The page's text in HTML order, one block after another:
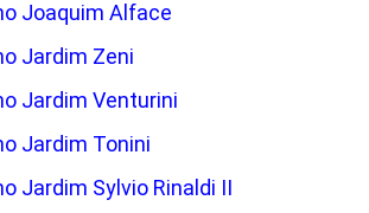
Joaquim Alface
Jardim Zeni
Jardim Venturini
Jardim Tonini
Jardim Sylvio Rinaldi II